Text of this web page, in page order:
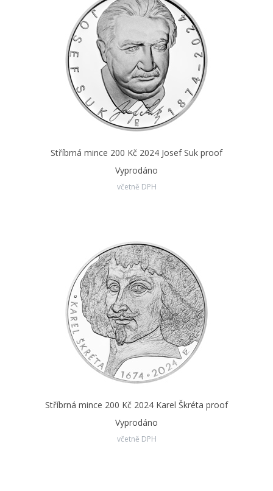
Stříbrná mince 200 Kč 2024 Josef Suk proof
Vyprodáno
včetně DPH
Stříbrná mince 200 Kč 2024 Karel Škréta proof
Vyprodáno
včetně DPH